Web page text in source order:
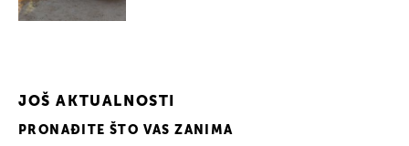
JOŠ AKTUALNOSTI
PRONAĐITE ŠTO VAS ZANIMA